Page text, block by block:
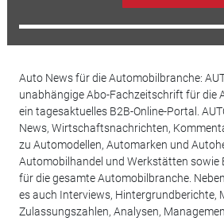
Auto News für die Automobilbranche:
unabhängige Abo-Fachzeitschrift für die
ein tagesaktuelles B2B-Online-Portal.
News, Wirtschaftsnachrichten,
zu Automodellen, Automarken und
Automobilhandel und Werkstätten sowie
für die gesamte Automobilbranche.
es auch Interviews, Hintergrundberichte,
Zulassungszahlen, Analysen,